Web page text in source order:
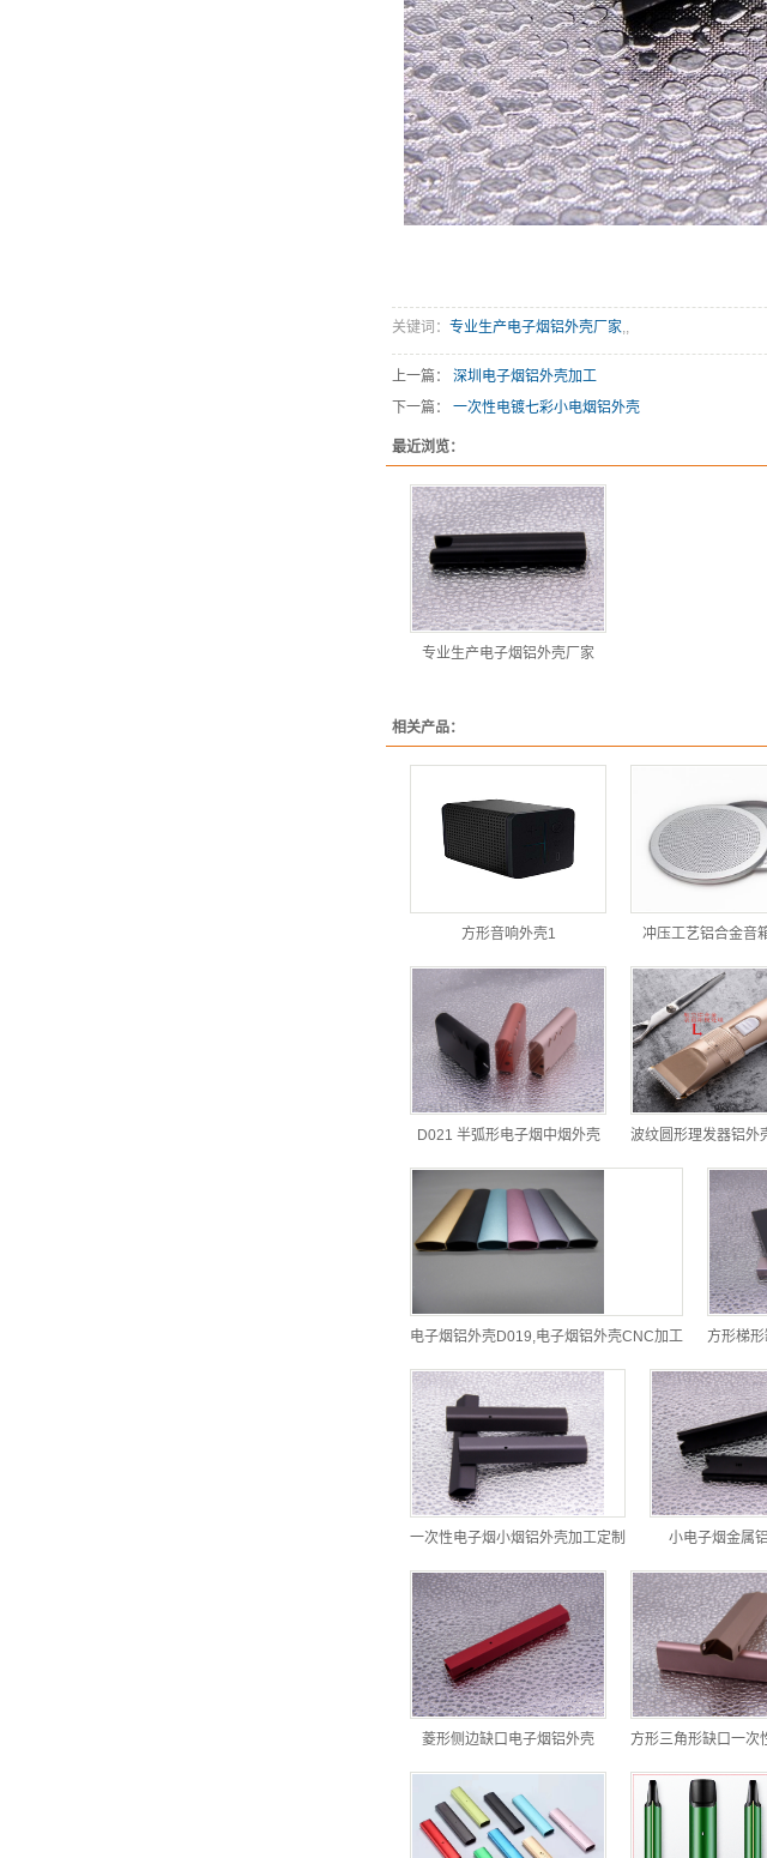
关键词： 专业生产电子烟铝外壳厂家,,
上一篇： 深圳电子烟铝外壳加工
下一篇： 一次性电镀七彩小电烟铝外壳
最近浏览：
专业生产电子烟铝外壳厂家
相关产品：
方形音响外壳1 冲压工艺铝合金音
D021 半弧形电子烟中烟外壳 波纹圆形理发器铝外
电子烟铝外壳D019,电子烟铝外壳CNC加工
一次性电子烟小烟铝外壳加工定制 小电子烟金属
菱形侧边缺口电子烟铝外壳